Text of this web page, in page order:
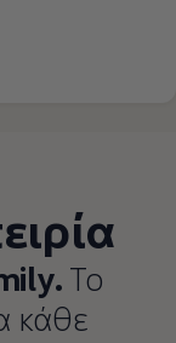
Το
κάθε